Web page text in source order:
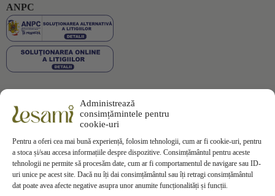
ANPC
Plata securizată
Informații
Administrează
consimțămintele pentru
cookie-uri
Pentru a oferi cea mai bună experiență, folosim tehnologii, cum ar fi cookie-uri, pentru
a stoca și/sau accesa informațiile despre dispozitive. Consimțământul pentru aceste
tehnologii ne permite să procesăm date, cum ar fi comportamentul de navigare sau ID-
uri unice pe acest site. Dacă nu îți dai consimțământul sau îți retragi consimțământul
dat poate avea afecte negative asupra unor anumite funcționalități și funcții.